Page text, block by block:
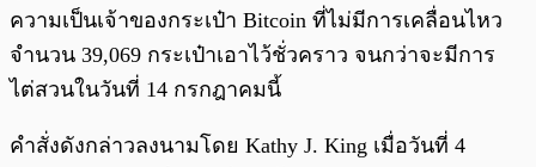
ความเป็นเจ้าของกระเป๋า Bitcoin ที่ไม่มีการเคลื่อนไหว
จำนวน 39,069 กระเป๋าเอาไว้ชั่วคราว จนกว่าจะมีการ
ไต่สวนในวันที่ 14 กรกฎาคมนี้
คำสั่งดังกล่าวลงนามโดย Kathy J. King เมื่อวันที่ 4